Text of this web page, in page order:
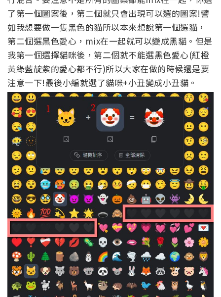
了第一個圖案後，第二個就只會出現可以選的圖案!譬
如我想要做一隻黑色的貓所以本來想說第一個選貓，
第二個選黑色愛心，mix在一起就可以變成黑貓。但是
我第一個選擇貓咪後，第二個就不能選黑色愛心(紅橙
黃綠藍靛紫的愛心都不行)所以大家在做的時候還是要
注意一下!最後小編就選了貓咪+小丑變成小丑貓。